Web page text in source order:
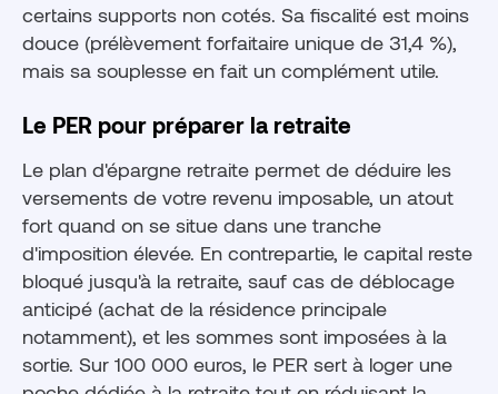
certains supports non cotés. Sa fiscalité est moins
douce (prélèvement forfaitaire unique de 31,4 %),
mais sa souplesse en fait un complément utile.
Le PER pour préparer la retraite
Le plan d'épargne retraite permet de déduire les
versements de votre revenu imposable, un atout
fort quand on se situe dans une tranche
d'imposition élevée. En contrepartie, le capital reste
bloqué jusqu'à la retraite, sauf cas de déblocage
anticipé (achat de la résidence principale
notamment), et les sommes sont imposées à la
sortie. Sur 100 000 euros, le PER sert à loger une